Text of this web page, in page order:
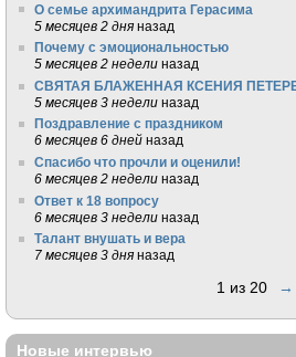
О семье архимандрита Герасима
5 месяцев 2 дня назад
Почему с эмоциональностью
5 месяцев 2 недели назад
СВЯТАЯ БЛАЖЕННАЯ КСЕНИЯ
5 месяцев 3 недели назад
Поздравление с праздником
6 месяцев 6 дней назад
Спасибо что прочли и оценили!
6 месяцев 2 недели назад
Ответ к 18 вопросу
6 месяцев 3 недели назад
Талант внушать и вера
7 месяцев 3 дня назад
1 из 20 →
Новые интервью